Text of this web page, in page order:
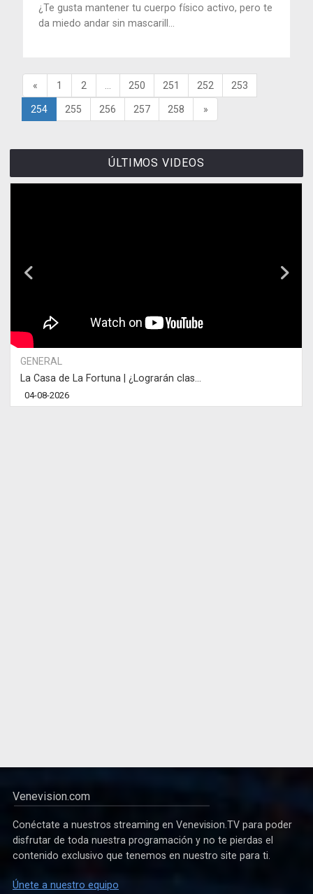
¿Te gusta mantener tu cuerpo físico activo, pero te
da miedo andar sin mascarill...
« 1 2 250 251 252 253
254 255 256 257 258 »
ÚLTIMOS VIDEOS
GENERAL
La Casa de La Fortuna | ¿Lograrán clas...
04-08-2026
Venevision.com
Conéctate a nuestros streaming en Venevision.TV para poder
disfrutar de toda nuestra programación y no te pierdas el
contenido exclusivo que tenemos en nuestro site para ti.
Únete a nuestro equipo